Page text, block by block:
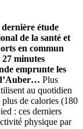
dernière étude
de la santé et
en commun
minutes
emprunte les
Plus
au quotidien
de calories (180
: ces derniers
physique par